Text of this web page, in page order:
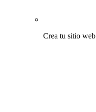
Crea tu sitio web